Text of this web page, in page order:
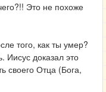
Это не похоже
того, как ты умер?
Иисус доказал это
своего Отца (Бога,